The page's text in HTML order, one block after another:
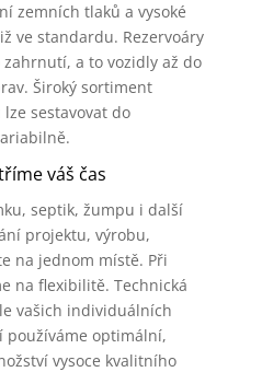
zemních tlaků a vysoké
ve standardu. Rezervoáry
a to vozidly až do
Široký sortiment
sestavovat do
váš čas
septik, žumpu i další
projektu, výrobu,
na jednom místě. Při
na flexibilitě. Technická
vašich individuálních
používáme optimální,
vysoce kvalitního